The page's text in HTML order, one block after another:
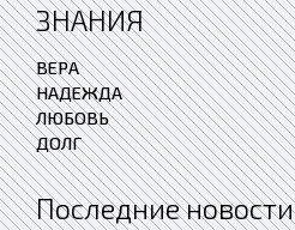
ЗНАНИЯ
ВЕРА
НАДЕЖДА
ЛЮБОВЬ
ДОЛГ
Последние новости